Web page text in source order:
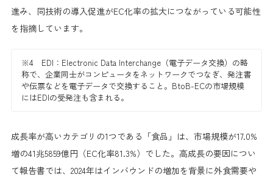
進み、同技術の導入促進がEC化率の拡大につながっている可能性
を指摘しています。
※4 EDI：Electronic Data Interchange（電子データ交換）の略
称で、企業同士がコンピュータをネットワークでつなぎ、発注書
や伝票などを電子データで交換すること。BtoB-ECの市場規模
にはEDIの受発注も含まれる。
成長率が高いカテゴリの1つである「食品」は、市場規模が17.0%
増の41兆5859億円（EC化率81.3%）でした。高成長の要因につい
て報告書では、 2024年はインバウンドの増加を背景に外食需要や